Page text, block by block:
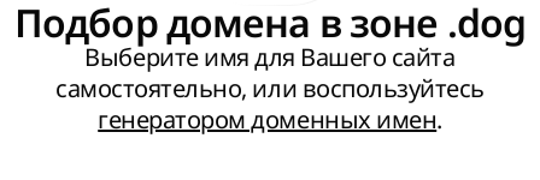
Подбор домена в зоне .dog
Выберите имя для Вашего сайта
самостоятельно, или воспользуйтесь
генератором доменных имен.